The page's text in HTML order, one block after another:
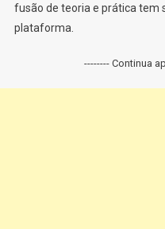
fusão de teoria e prática tem
plataforma.
-------- Continua